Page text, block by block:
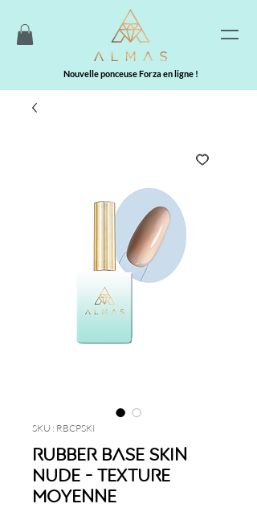
Nouvelle ponceuse Forza en ligne !
SKU : RBCPSKI
Rubber Base Skin
Nude - Texture
Moyenne